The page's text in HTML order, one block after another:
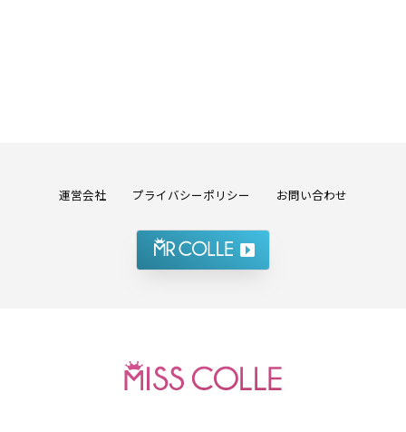
運営会社 プライバシーポリシー お問い合わせ